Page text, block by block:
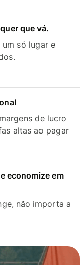
que vá.
um só lugar e
de lucro
altas ao pagar
economize em
não importa a